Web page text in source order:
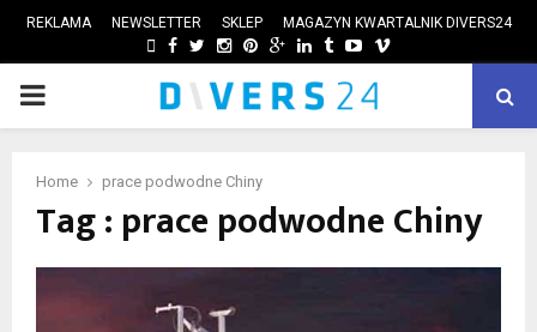
REKLAMA NEWSLETTER SKLEP MAGAZYN KWARTALNIK DIVERS24
FACEBOOK
TWITTER
INSTAGRAM
PINTEREST
GOOGLE
LINKEDIN
TUMBLRYOUTUBE
VIMEO
PRIMARY
Home prace podwodne Chiny
Tag : prace podwodne Chiny